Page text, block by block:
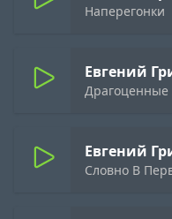
Наперегонки
Евгений
Евгений
Словно В